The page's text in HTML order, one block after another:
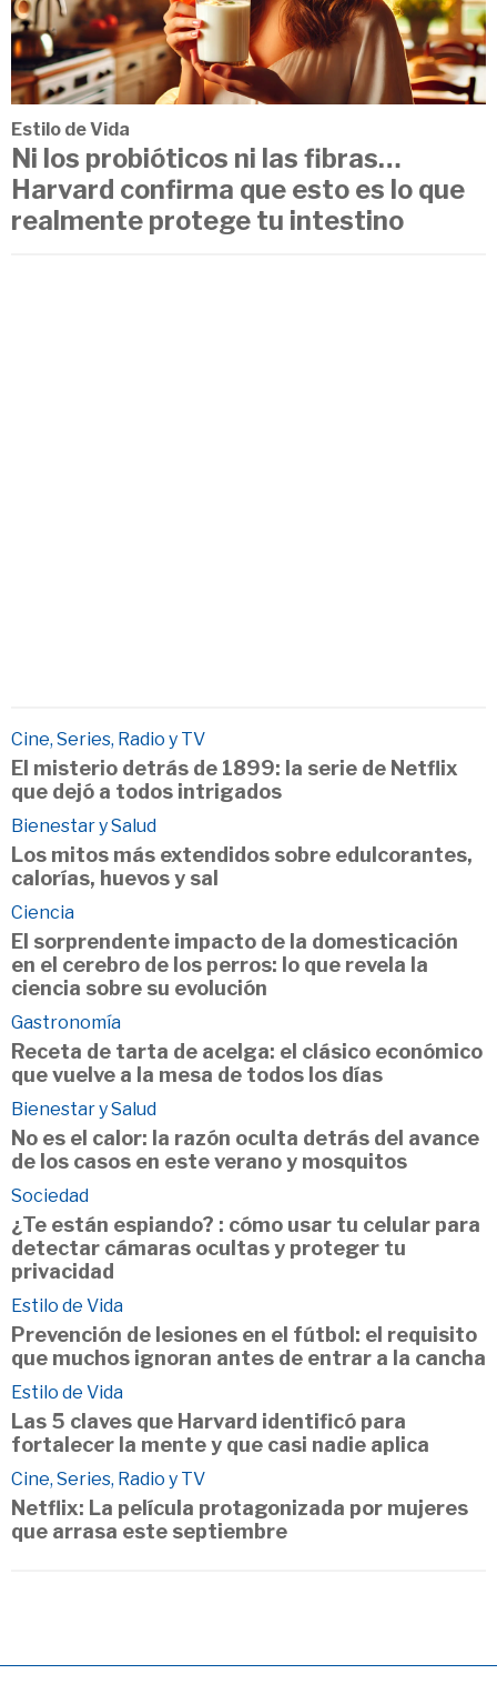
Estilo de Vida
Ni los probióticos ni las fibras…
Harvard confirma que esto es lo que
realmente protege tu intestino
Cine, Series, Radio y TV
El misterio detrás de 1899: la serie de Netflix
que dejó a todos intrigados
Bienestar y Salud
Los mitos más extendidos sobre edulcorantes,
calorías, huevos y sal
Ciencia
El sorprendente impacto de la domesticación
en el cerebro de los perros: lo que revela la
ciencia sobre su evolución
Gastronomía
Receta de tarta de acelga: el clásico económico
que vuelve a la mesa de todos los días
Bienestar y Salud
No es el calor: la razón oculta detrás del avance
de los casos en este verano y mosquitos
Sociedad
¿Te están espiando? : cómo usar tu celular para
detectar cámaras ocultas y proteger tu
privacidad
Estilo de Vida
Prevención de lesiones en el fútbol: el requisito
que muchos ignoran antes de entrar a la cancha
Estilo de Vida
Las 5 claves que Harvard identificó para
fortalecer la mente y que casi nadie aplica
Cine, Series, Radio y TV
Netflix: La película protagonizada por mujeres
que arrasa este septiembre